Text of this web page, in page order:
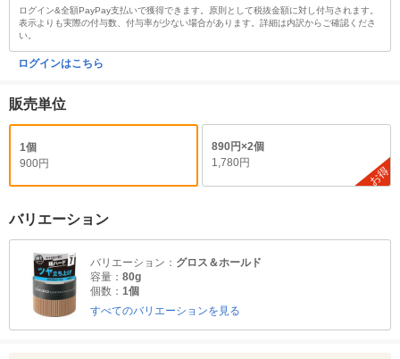
ログイン&全額PayPay支払いで獲得できます。原則として税抜金額に対し付与されます。
表示よりも実際の付与数、付与率が少ない場合があります。詳細は内訳からご確認くださ
い。
ログインはこちら
販売単位
1個
900円
890円×2個
1,780円
お得
バリエーション
バリエーション： グロス＆ホールド
容量： 80g
個数： 1個
すべてのバリエーションを見る